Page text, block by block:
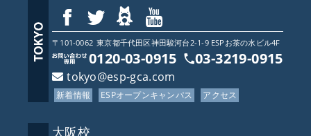
〒101-0062 東京都千代田区神田駿河台2-1-9 ESPお茶の水ビル4F
0120-03-0915 03-3219-0915
tokyo@esp-gca.com
新着情報 ESPオープンキャンパス アクセス
大阪校